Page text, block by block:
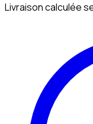
Livraison calculée